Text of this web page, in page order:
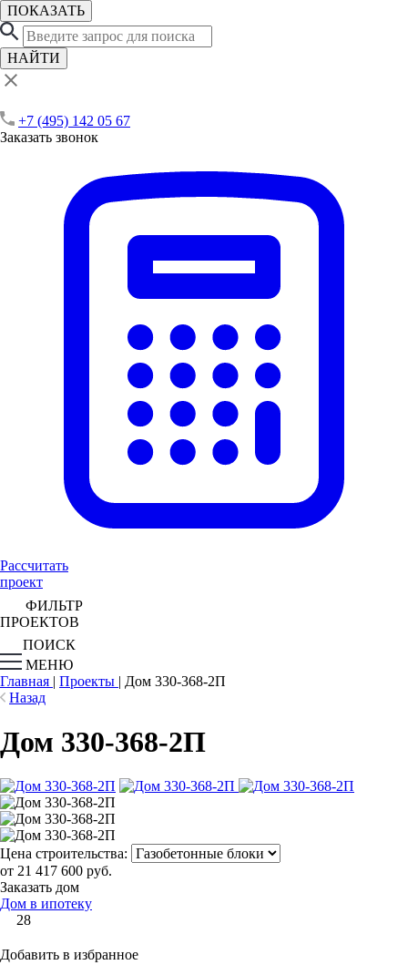
ПОКАЗАТЬ
НАЙТИ
+7 (495) 142 05 67
Заказать звонок
Рассчитать
проект
ФИЛЬТР
ПРОЕКТОВ
ПОИСК
МЕНЮ
Главная | Проекты | Дом 330-368-2П
Назад
Дом 330-368-2П
Цена строительства:
от 21 417 600 руб.
Заказать дом
Дом в ипотеку
28
Добавить в избранное